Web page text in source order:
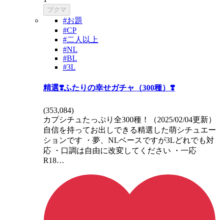
ブクマ
#お題
#CP
#二人以上
#NL
#BL
#3L
精選❣️ふたりの幸せガチャ（300種）❣️
(353,084)
カプシチュたっぷり全300種！（2025/02/04更新）
自信を持ってお出しできる精選した萌シチュエー
ションです ・夢、NLベースですが3Lどれでも対
応 ・口調は自由に改変してください ・一応
R18…